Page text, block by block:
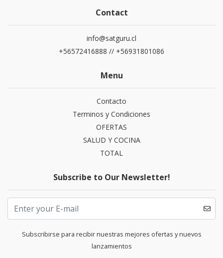
Contact
info@satguru.cl
+56572416888 // +56931801086
Menu
Contacto
Terminos y Condiciones
OFERTAS
SALUD Y COCINA
TOTAL
Subscribe to Our Newsletter!
Subscribirse para recibir nuestras mejores ofertas y nuevos
lanzamientos